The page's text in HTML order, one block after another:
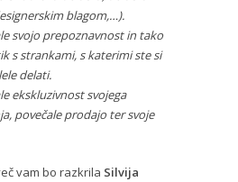
blagom,…).
svojo prepoznavnost in tako
s strankami, s katerimi ste si
delati.
ekskluzivnost svojega
povečale prodajo ter svoje
vam bo razkrila Silvija